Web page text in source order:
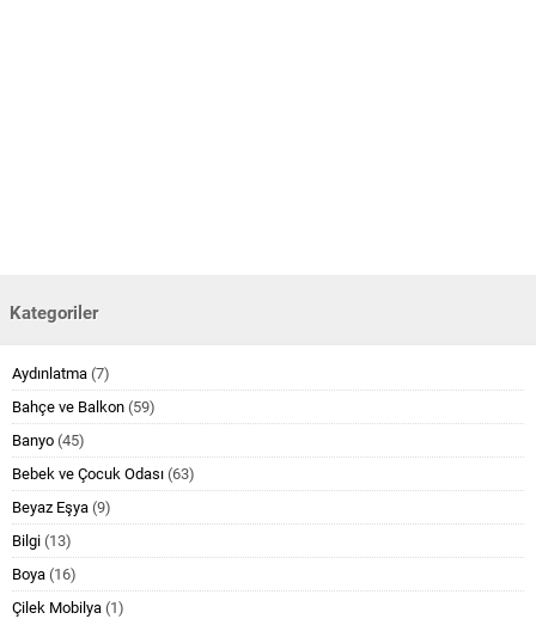
Kategoriler
Aydınlatma (7)
Bahçe ve Balkon (59)
Banyo (45)
Bebek ve Çocuk Odası (63)
Beyaz Eşya (9)
Bilgi (13)
Boya (16)
Çilek Mobilya (1)